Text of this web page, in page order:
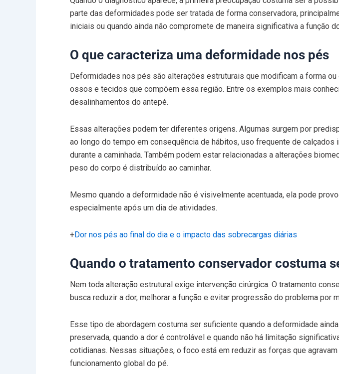
parte das deformidades pode ser tratada de forma conservadora,
iniciais ou quando ainda não compromete de maneira significativa a função
O que caracteriza uma deformidade nos pés
Deformidades nos pés são alterações estruturais que modificam a forma ou
ossos e tecidos que compõem essa região. Entre os exemplos mais
desalinhamentos do antepé.
Essas alterações podem ter diferentes origens. Algumas surgem por
ao longo do tempo em consequência de hábitos, uso frequente de
durante a caminhada. Também podem estar relacionadas a alterações
peso do corpo é distribuído ao caminhar.
Mesmo quando a deformidade não é visivelmente acentuada, ela pode
especialmente após um dia de atividades.
+Dor nos pés ao final do dia e o impacto das sobrecargas diárias
Quando o tratamento conservador costuma
Nem toda alteração estrutural exige intervenção cirúrgica. O tratamento
busca reduzir a dor, melhorar a função e evitar progressão do problema por
Esse tipo de abordagem costuma ser suficiente quando a deformidade
preservada, quando a dor é controlável e quando não há limitação
cotidianas. Nessas situações, o foco está em reduzir as forças que
funcionamento global do pé.